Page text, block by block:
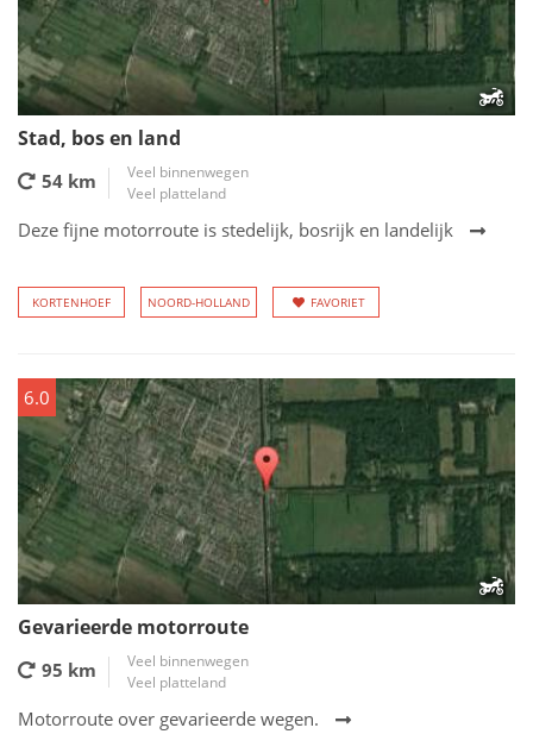
Stad, bos en land
54 km
Veel binnenwegen
Veel platteland
Deze fijne motorroute is stedelijk, bosrijk en landelijk
KORTENHOEF NOORD-HOLLAND FAVORIET
6.0
Gevarieerde motorroute
95 km
Veel binnenwegen
Veel platteland
Motorroute over gevarieerde wegen.